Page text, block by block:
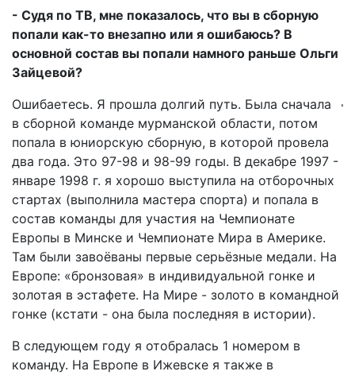
- Судя по ТВ, мне показалось, что вы в сборную
попали как-то внезапно или я ошибаюсь? В
основной состав вы попали намного раньше Ольги
Зайцевой?
Ошибаетесь. Я прошла долгий путь. Была сначала
в сборной команде мурманской области, потом
попала в юниорскую сборную, в которой провела
два года. Это 97-98 и 98-99 годы. В декабре 1997 -
январе 1998 г. я хорошо выступила на отборочных
стартах (выполнила мастера спорта) и попала в
состав команды для участия на Чемпионате
Европы в Минске и Чемпионате Мира в Америке.
Там были завоёваны первые серьёзные медали. На
Европе: «бронзовая» в индивидуальной гонке и
золотая в эстафете. На Мире - золото в командной
гонке (кстати - она была последняя в истории).
В следующем году я отобралась 1 номером в
команду. На Европе в Ижевске я также в